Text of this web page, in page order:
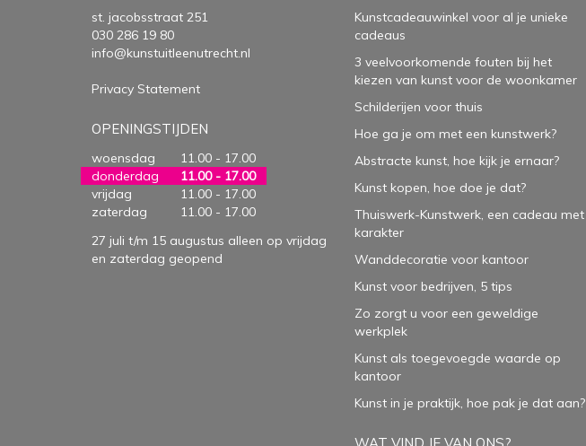
st. jacobsstraat 251
030 286 19 80
info@kunstuitleenutrecht.nl
Privacy Statement
OPENINGSTIJDEN
woensdag
11.00 - 17.00
donderdag
11.00 - 17.00
vrijdag
11.00 - 17.00
zaterdag
11.00 - 17.00
27 juli t/m 15 augustus alleen op vrijdag
en zaterdag geopend
Kunstcadeauwinkel voor al je unieke
cadeaus
3 veelvoorkomende fouten bij het
kiezen van kunst voor de woonkamer
Schilderijen voor thuis
Hoe ga je om met een kunstwerk?
Abstracte kunst, hoe kijk je ernaar?
Kunst kopen, hoe doe je dat?
Thuiswerk-Kunstwerk, een cadeau met
karakter
Wanddecoratie voor kantoor
Kunst voor bedrijven, 5 tips
Zo zorgt u voor een geweldige
werkplek
Kunst als toegevoegde waarde op
kantoor
Kunst in je praktijk, hoe pak je dat aan?
WAT VIND JE VAN ONS?